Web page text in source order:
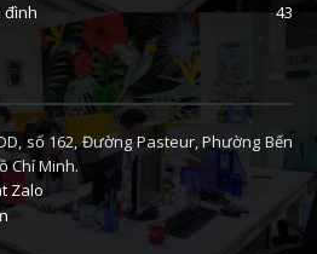
đình
43
số 162, Đường Pasteur, Phường Bến
Chí Minh.
Zalo